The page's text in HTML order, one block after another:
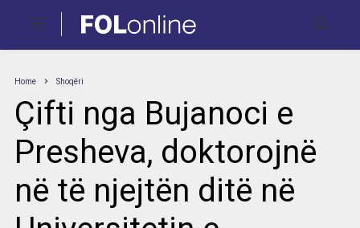
Home Shoqëri
Çifti nga Bujanoci e
Presheva, doktorojnë
në të njejtën ditë në